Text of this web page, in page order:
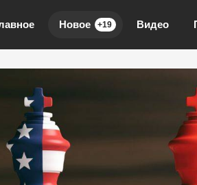
Новое +19 Видео